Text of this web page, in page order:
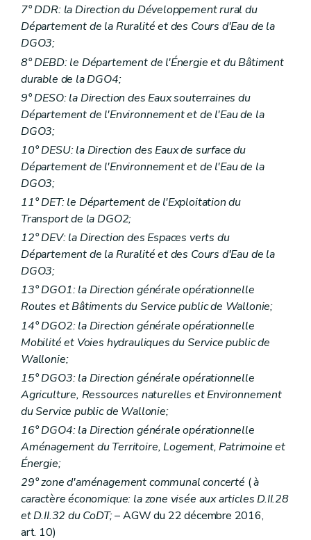
7° DDR: la Direction du Développement rural du
Département de la Ruralité et des Cours d'Eau de la
DGO3;
8° DEBD: le Département de l'Énergie et du Bâtiment
durable de la DGO4;
9° DESO: la Direction des Eaux souterraines du
Département de l'Environnement et de l'Eau de la
DGO3;
10° DESU: la Direction des Eaux de surface du
Département de l'Environnement et de l'Eau de la
DGO3;
11° DET: le Département de l'Exploitation du
Transport de la DGO2;
12° DEV: la Direction des Espaces verts du
Département de la Ruralité et des Cours d'Eau de la
DGO3;
13° DGO1: la Direction générale opérationnelle
Routes et Bâtiments du Service public de Wallonie;
14° DGO2: la Direction générale opérationnelle
Mobilité et Voies hydrauliques du Service public de
Wallonie;
15° DGO3: la Direction générale opérationnelle
Agriculture, Ressources naturelles et Environnement
du Service public de Wallonie;
16° DGO4: la Direction générale opérationnelle
Aménagement du Territoire, Logement, Patrimoine et
Énergie;
29° zone d'aménagement communal concerté (à
caractère économique: la zone visée aux articles D.II.28
et D.II.32 du CoDT;– AGW du 22 décembre 2016,
art. 10)